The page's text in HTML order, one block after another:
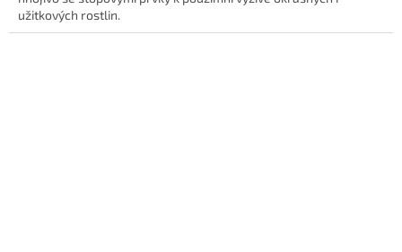
užitkových rostlin.